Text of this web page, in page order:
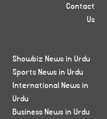
Contact
Us
Showbiz News in Urdu
Sports News in Urdu
International News in
Urdu
Business News in Urdu